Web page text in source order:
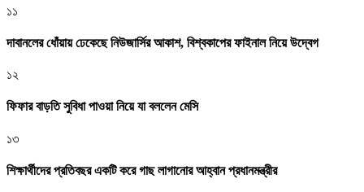
১১
দাবানলের ধোঁয়ায় ঢেকেছে নিউজার্সির আকাশ, বিশ্বকাপের ফাইনাল নিয়ে উদ্বেগ
১২
ফিফার বাড়তি সুবিধা পাওয়া নিয়ে যা বললেন মেসি
১৩
শিক্ষার্থীদের প্রতিবছর একটি করে গাছ লাগানোর আহ্বান প্রধানমন্ত্রীর